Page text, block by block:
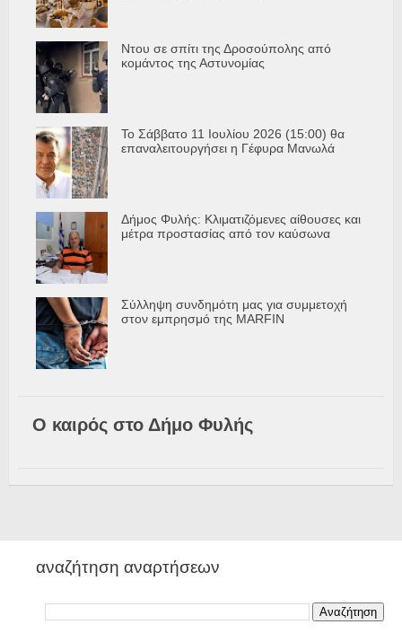
Ντου σε σπίτι της Δροσούπολης από
κομάντος της Αστυνομίας
Το Σάββατο 11 Ιουλίου 2026 (15:00) θα
επαναλειτουργήσει η Γέφυρα Μανωλά
Δήμος Φυλής: Κλιματιζόμενες αίθουσες και
μέτρα προστασίας από τον καύσωνα
Σύλληψη συνδημότη μας για συμμετοχή
στον εμπρησμό της MARFIN
Ο καιρός στο Δήμο Φυλής
αναζήτηση αναρτήσεων